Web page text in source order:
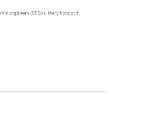
orgánem (EFSA), který hodnotil